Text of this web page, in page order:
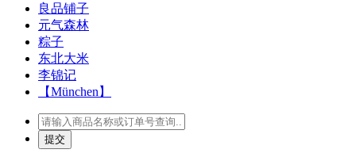
良品铺子
元气森林
粽子
东北大米
李锦记
【München】